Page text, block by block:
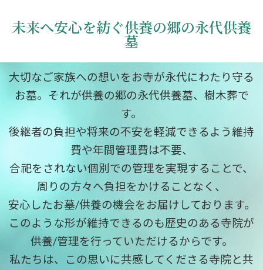
未来へ安心を紡ぐ供養の郷の永代供養
墓
大切なご家族への想いをお寺が永代にわたり守る
お墓。それが供養の郷の永代供養墓、樹木葬で
す。
後継者の負担や将来の不安を軽減できるよう維持
費や年間管理費は不要、
合祀をされない個別での管理を実現することで、
周りの方々へ負担をかけることなく、
安心したお墓/供養の機会をお届けしております。
このような形が維持できるのも歴史のある寺院が
供養/管理を行っていただけるからです。
私たちは、この思いに共感してくださる寺院と共